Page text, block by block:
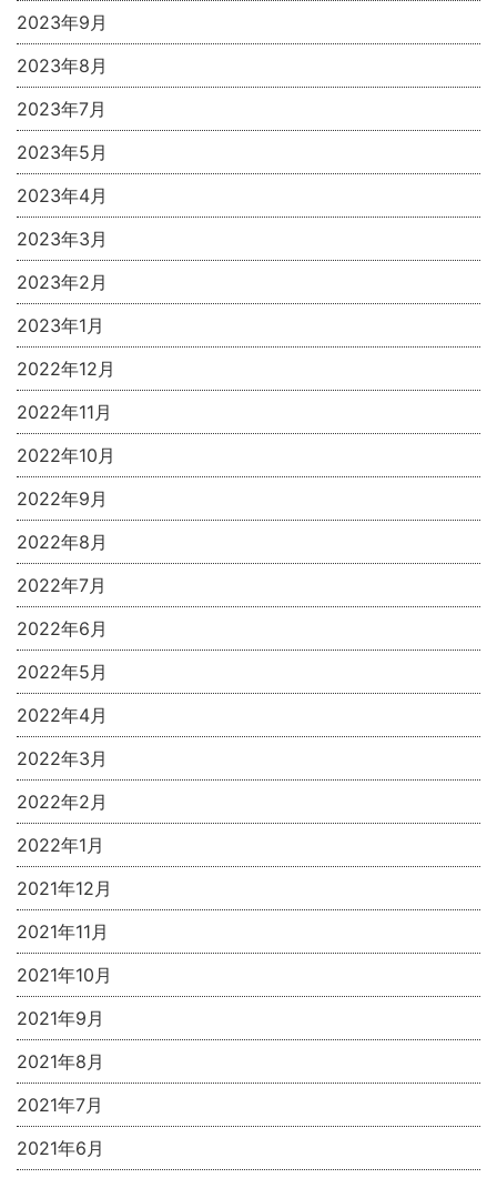
2023年9月
2023年8月
2023年7月
2023年5月
2023年4月
2023年3月
2023年2月
2023年1月
2022年12月
2022年11月
2022年10月
2022年9月
2022年8月
2022年7月
2022年6月
2022年5月
2022年4月
2022年3月
2022年2月
2022年1月
2021年12月
2021年11月
2021年10月
2021年9月
2021年8月
2021年7月
2021年6月